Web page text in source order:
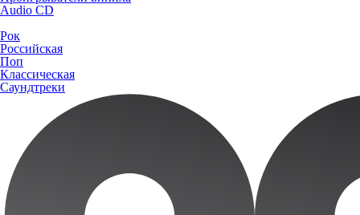
Audio CD
Рок
Российская
Поп
Классическая
Саундтреки